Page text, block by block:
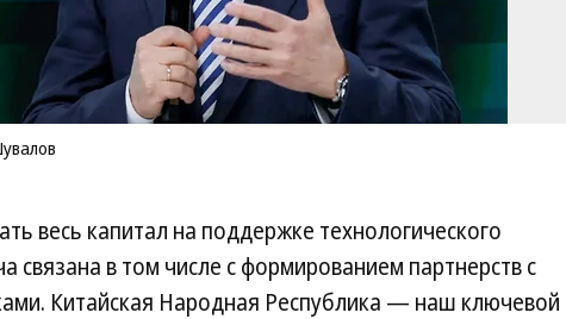
весь капитал на поддержке технологического
связана в том числе с формированием партнерств с
Китайская Народная Республика — наш ключевой